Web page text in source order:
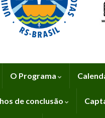
O Programa
de conclusão